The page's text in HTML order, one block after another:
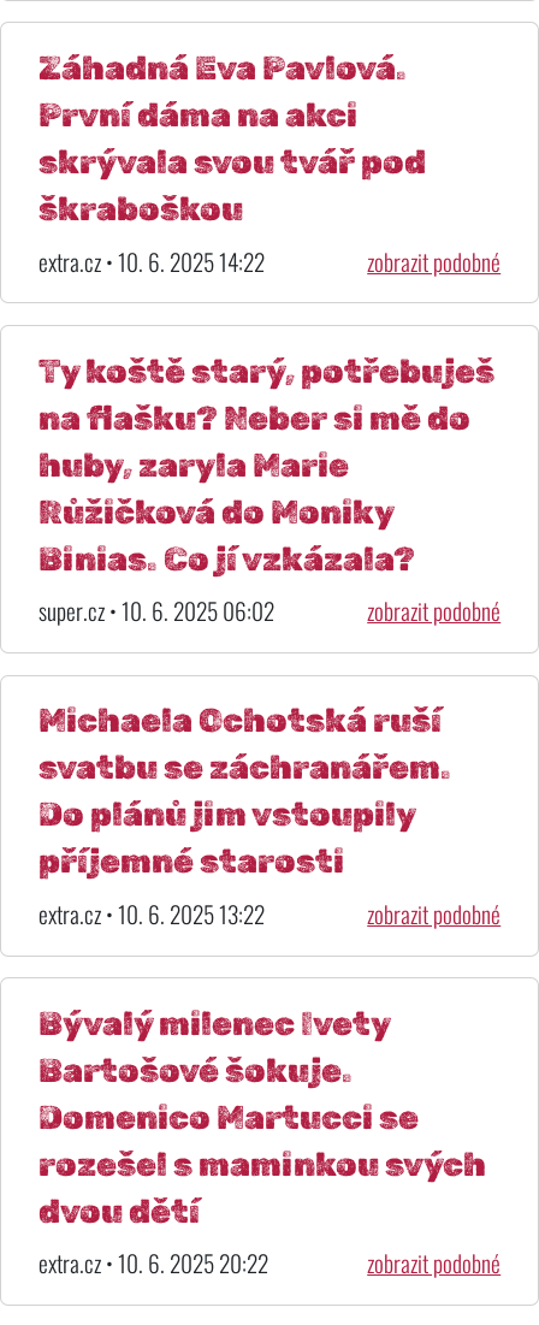
Záhadná Eva Pavlová.
První dáma na akci
skrývala svou tvář pod
škraboškou
extra.cz • 10. 6. 2025 14:22 zobrazit podobné
Ty koště starý, potřebuješ
na flašku? Neber si mě do
huby, zaryla Marie
Růžičková do Moniky
Binias. Co jí vzkázala?
super.cz • 10. 6. 2025 06:02 zobrazit podobné
Michaela Ochotská ruší
svatbu se záchranářem.
Do plánů jim vstoupily
příjemné starosti
extra.cz • 10. 6. 2025 13:22 zobrazit podobné
Bývalý milenec Ivety
Bartošové šokuje.
Domenico Martucci se
rozešel s maminkou svých
dvou dětí
extra.cz • 10. 6. 2025 20:22 zobrazit podobné